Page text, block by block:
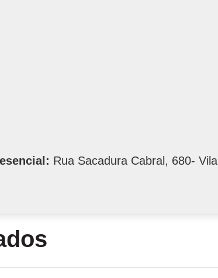
Rua Sacadura Cabral, 680- Vila